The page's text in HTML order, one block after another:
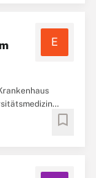
E
Wir versorgen
Patient:innen
bookmark